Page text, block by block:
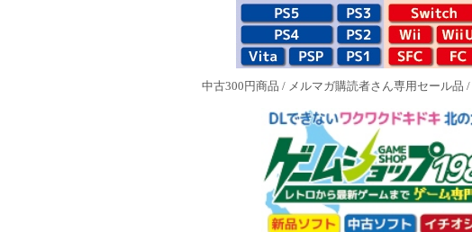
中古300円商品 / メルマガ購読者さん専用セール品 /